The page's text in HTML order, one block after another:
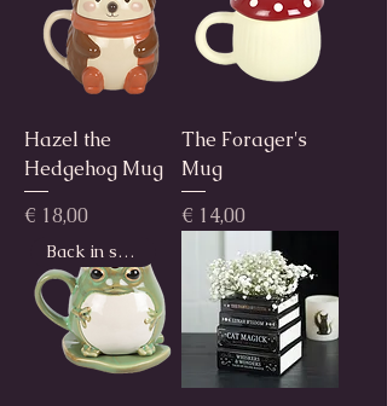
Hazel the
Hedgehog Mug
Prijs
€ 18,00
The Forager's
Mug
Prijs
€ 14,00
Back in stock!